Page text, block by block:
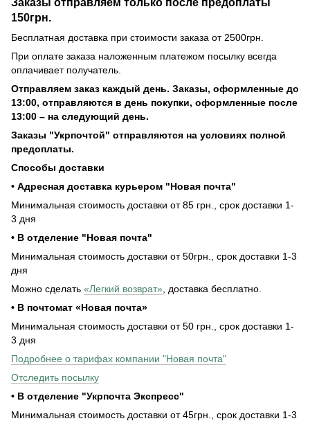
150грн.
Бесплатная доставка при стоимости заказа от 2500грн.
При оплате заказа наложенным платежом посылку всегда
оплачивает получатель.
Отправляем заказ каждый день. Заказы, оформленные до
13:00, отправляются в день покупки, оформленные после
13:00 – на следующий день.
Заказы "Укрпочтой" отправляются на условиях полной
предоплаты.
Способы доставки
• Адресная доставка курьером "Новая почта"
Минимальная стоимость доставки от 85 грн., срок доставки 1-
3 дня
• В отделение "Новая почта"
Минимальная стоимость доставки от 50грн., срок доставки 1-3
дня
Можно сделать «Легкий возврат» , доставка бесплатно.
• В почтомат «Новая почта»
Минимальная стоимость доставки от 50 грн., срок доставки 1-
3 дня
Подробнее о тарифах компании "Новая почта"
Отследить посылку
• В отделение "Укрпочта Экспресс"
Минимальная стоимость доставки от 45грн., срок доставки 1-3